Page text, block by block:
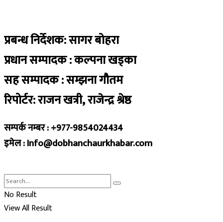
प्रबन्ध निर्देशक: सागर बोहरा
प्रधान सम्पादक : कल्पना खड्का
सह सम्पादक : सम्झना गौतम
रिपोर्टर: राजन खत्री, राजेन्द्र श्रेष्ठ
सम्पर्क नम्बर : +977-9854024434
इमेल : Info@dobhanchaurkhabar.com
No Result
View All Result